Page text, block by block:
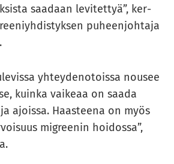
saa­daan le­vi­tet­tyä”, ker­
pu­heen­joh­ta­ja
.
yh­tey­de­no­tois­sa nousee
kuin­ka vai­ke­aa on saada
ajois­sa. Haas­tee­na on myös
migree­nin hoi­dos­sa”,